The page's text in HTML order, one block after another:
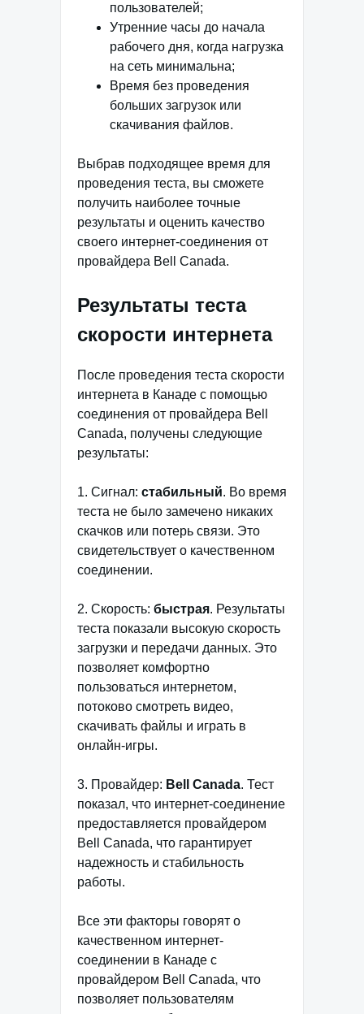
пользователей;
Утренние часы до начала
рабочего дня, когда нагрузка
на сеть минимальна;
Время без проведения
больших загрузок или
скачивания файлов.
Выбрав подходящее время для
проведения теста, вы сможете
получить наиболее точные
результаты и оценить качество
своего интернет-соединения от
провайдера Bell Canada.
Результаты теста
скорости интернета
После проведения теста скорости
интернета в Канаде с помощью
соединения от провайдера Bell
Canada, получены следующие
результаты:
1. Сигнал: стабильный. Во время
теста не было замечено никаких
скачков или потерь связи. Это
свидетельствует о качественном
соединении.
2. Скорость: быстрая. Результаты
теста показали высокую скорость
загрузки и передачи данных. Это
позволяет комфортно
пользоваться интернетом,
потоково смотреть видео,
скачивать файлы и играть в
онлайн-игры.
3. Провайдер: Bell Canada. Тест
показал, что интернет-соединение
предоставляется провайдером
Bell Canada, что гарантирует
надежность и стабильность
работы.
Все эти факторы говорят о
качественном интернет-
соединении в Канаде с
провайдером Bell Canada, что
позволяет пользователям